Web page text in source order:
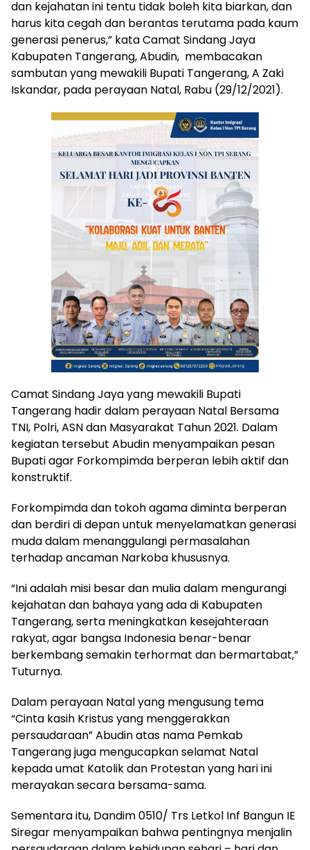
dan kejahatan ini tentu tidak boleh kita biarkan, dan
harus kita cegah dan berantas terutama pada kaum
generasi penerus,” kata Camat Sindang Jaya
Kabupaten Tangerang, Abudin, membacakan
sambutan yang mewakili Bupati Tangerang, A Zaki
Iskandar, pada perayaan Natal, Rabu (29/12/2021).
Camat Sindang Jaya yang mewakili Bupati
Tangerang hadir dalam perayaan Natal Bersama
TNI, Polri, ASN dan Masyarakat Tahun 2021. Dalam
kegiatan tersebut Abudin menyampaikan pesan
Bupati agar Forkompimda berperan lebih aktif dan
konstruktif.
Forkompimda dan tokoh agama diminta berperan
dan berdiri di depan untuk menyelamatkan generasi
muda dalam menanggulangi permasalahan
terhadap ancaman Narkoba khususnya.
“Ini adalah misi besar dan mulia dalam mengurangi
kejahatan dan bahaya yang ada di Kabupaten
Tangerang, serta meningkatkan kesejahteraan
rakyat, agar bangsa Indonesia benar-benar
berkembang semakin terhormat dan bermartabat,”
Tuturnya.
Dalam perayaan Natal yang mengusung tema
“Cinta kasih Kristus yang menggerakkan
persaudaraan” Abudin atas nama Pemkab
Tangerang juga mengucapkan selamat Natal
kepada umat Katolik dan Protestan yang hari ini
merayakan secara bersama-sama.
Sementara itu, Dandim 0510/ Trs Letkol Inf Bangun IE
Siregar menyampaikan bahwa pentingnya menjalin